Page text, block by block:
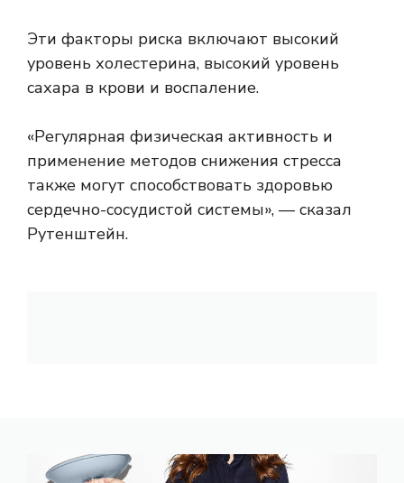
Эти факторы риска включают высокий
уровень холестерина, высокий уровень
сахара в крови и воспаление.
«Регулярная физическая активность и
применение методов снижения стресса
также могут способствовать здоровью
сердечно-сосудистой системы», — сказал
Рутенштейн.